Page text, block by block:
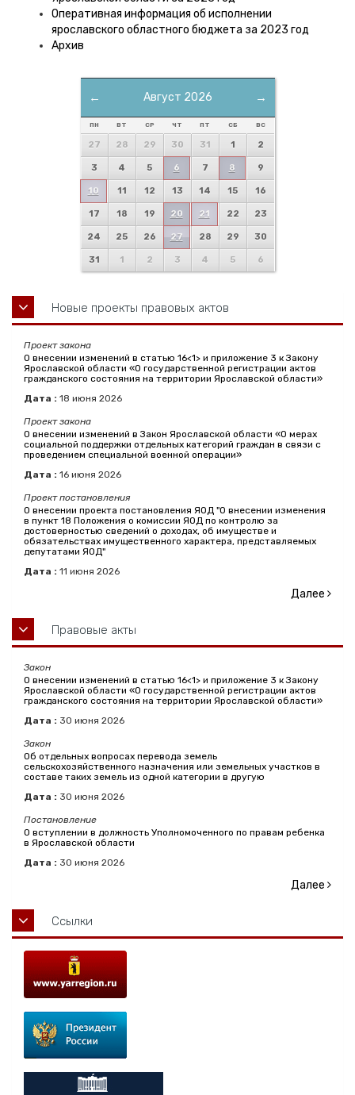
Оперативная информация об исполнении
ярославского областного бюджета за 2023 год
Архив
← →
Август 2026
ПН ВТ СР ЧТ ПТ СБ ВС
27 28 29 30 31 1 2
3 4 5 6 7 8 9
10 11 12 13 14 15 16
17 18 19 20 21 22 23
24 25 26 27 28 29 30
31 1 2 3 4 5 6
Новые проекты правовых актов
Проект закона
О внесении изменений в статью 16<1> и приложение 3 к Закону
Ярославской области «О государственной регистрации актов
гражданского состояния на территории Ярославской области»
Дата : 18 июня 2026
Проект закона
О внесении изменений в Закон Ярославской области «О мерах
социальной поддержки отдельных категорий граждан в связи с
проведением специальной военной операции»
Дата : 16 июня 2026
Проект постановления
О внесении проекта постановления ЯОД "О внесении изменения
в пункт 18 Положения о комиссии ЯОД по контролю за
достоверностью сведений о доходах, об имуществе и
обязательствах имущественного характера, представляемых
депутатами ЯОД"
Дата : 11 июня 2026
Далее
Правовые акты
Закон
О внесении изменений в статью 16<1> и приложение 3 к Закону
Ярославской области «О государственной регистрации актов
гражданского состояния на территории Ярославской области»
Дата : 30 июня 2026
Закон
Об отдельных вопросах перевода земель
сельскохозяйственного назначения или земельных участков в
составе таких земель из одной категории в другую
Дата : 30 июня 2026
Постановление
О вступлении в должность Уполномоченного по правам ребенка
в Ярославской области
Дата : 30 июня 2026
Далее
Ссылки